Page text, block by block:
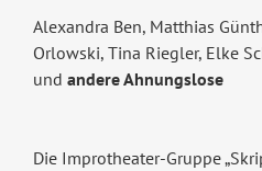
Alexandra Ben, Matthias
Orlowski, Tina Riegler, Elke
und andere Ahnungslose
Die Improtheater-Gruppe